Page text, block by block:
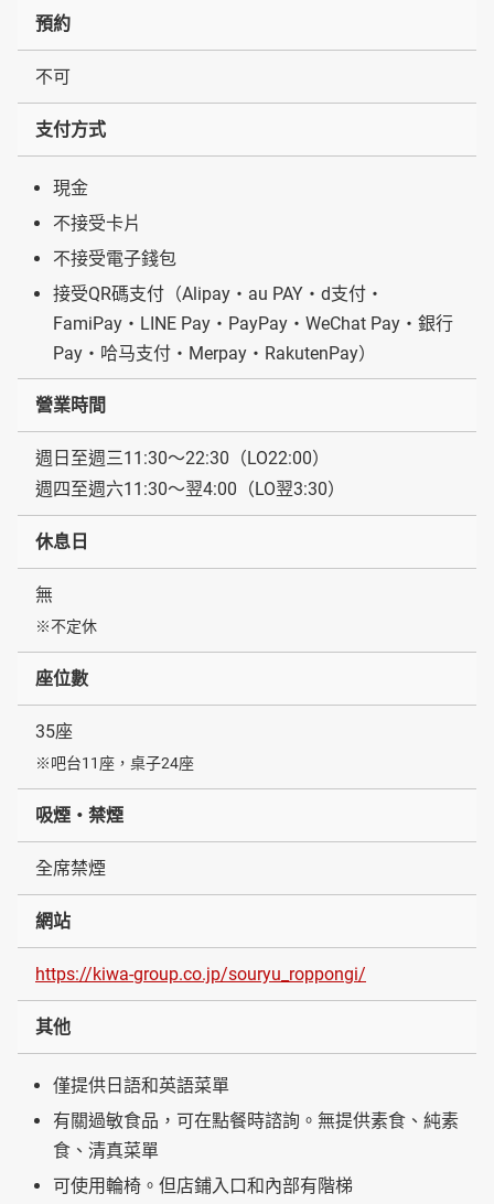
預約
不可
支付方式
現金
不接受卡片
不接受電子錢包
接受QR碼支付（Alipay・au PAY・d支付・
FamiPay・LINE Pay・PayPay・WeChat Pay・銀行
Pay・哈马支付・Merpay・RakutenPay）
營業時間
週日至週三11:30～22:30（LO22:00）
週四至週六11:30～翌4:00（LO翌3:30）
休息日
無
※不定休
座位數
35座
※吧台11座，桌子24座
吸煙・禁煙
全席禁煙
網站
https://kiwa-group.co.jp/souryu_roppongi/
其他
僅提供日語和英語菜單
有關過敏食品，可在點餐時諮詢。無提供素食、純素
食、清真菜單
可使用輪椅。但店鋪入口和內部有階梯